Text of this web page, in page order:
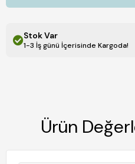
Stok Var
1-3 İş günü İçerisinde Kargoda!
Ürün